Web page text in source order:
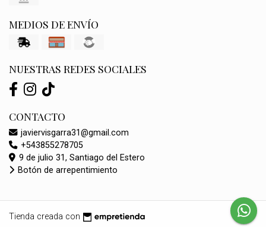
MEDIOS DE ENVÍO
NUESTRAS REDES SOCIALES
CONTACTO
javiervisgarra31@gmail.com
+543855278705
9 de julio 31, Santiago del Estero
Botón de arrepentimiento
Tienda creada con